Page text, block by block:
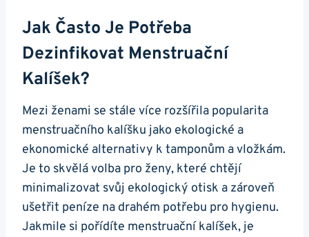
Jak Často Je Potřeba
Dezinfikovat Menstruační
Kalíšek?
Mezi ženami se stále více rozšířila popularita
menstruačního kalíšku jako ekologické a
ekonomické alternativy k tamponům a vložkám.
Je to skvělá volba pro ženy, které chtějí
minimalizovat svůj ekologický otisk a zároveň
ušetřit peníze na drahém potřebu pro hygienu.
Jakmile si pořídíte menstruační kalíšek, je